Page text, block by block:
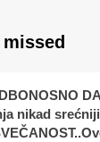
nikad